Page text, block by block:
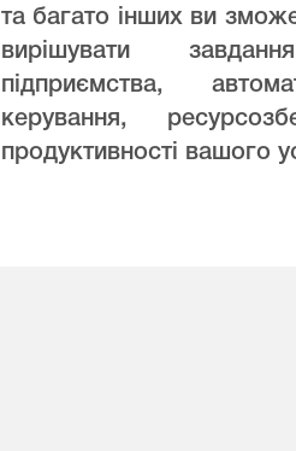
та багато інших ви
вирішувати
підприємства,
керування,
продуктивності вашого